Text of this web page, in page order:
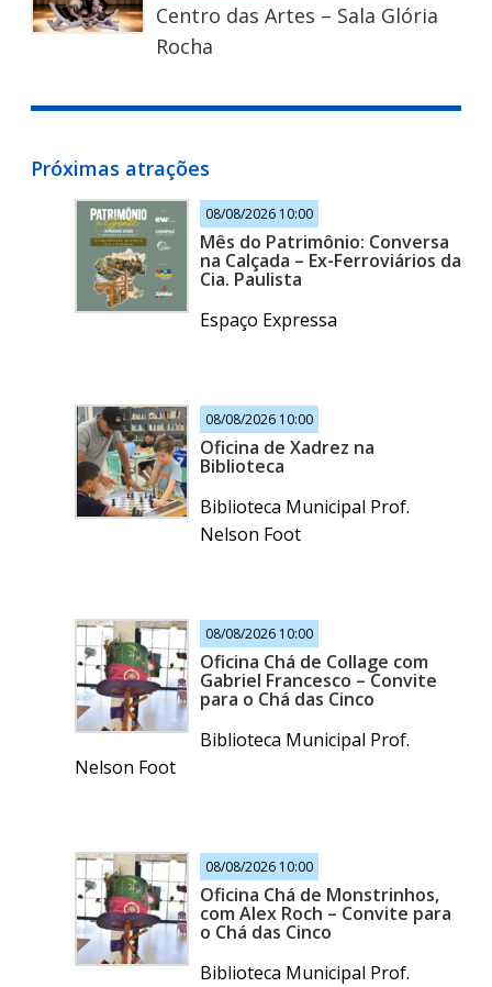
Centro das Artes – Sala Glória
Rocha
Próximas atrações
08/08/2026 10:00
Mês do Patrimônio: Conversa
na Calçada – Ex-Ferroviários da
Cia. Paulista
Espaço Expressa
08/08/2026 10:00
Oficina de Xadrez na
Biblioteca
Biblioteca Municipal Prof.
Nelson Foot
08/08/2026 10:00
Oficina Chá de Collage com
Gabriel Francesco – Convite
para o Chá das Cinco
Biblioteca Municipal Prof.
Nelson Foot
08/08/2026 10:00
Oficina Chá de Monstrinhos,
com Alex Roch – Convite para
o Chá das Cinco
Biblioteca Municipal Prof.